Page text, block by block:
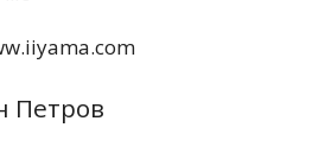
Петров